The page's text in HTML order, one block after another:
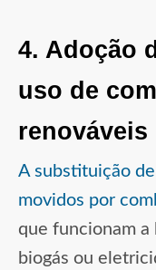
4. Adoção
uso de
renováveis
A substituição
movidos por
que funcionam a
biogás ou